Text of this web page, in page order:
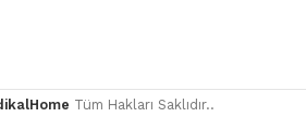
Tüm Hakları Saklıdır..